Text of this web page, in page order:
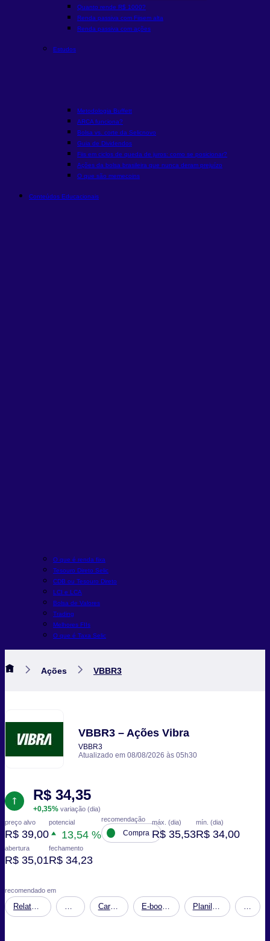
Quanto rende R$ 1000?
Renda passiva com Fiisem alta
Renda passiva com ações
Estudos
Metodologia Buffett
ARCA funciona?
Bolsa vs. corte da Selicnovo
Guia de Dividendos
Fiis em ciclos de queda de juros: como se posicionar?
Ações da bolsa brasileira que nunca deram prejuízo
O que são memecoins
Conteúdos Educacionais
O que é renda fixa
Tesouro Direto Selic
CDB ou Tesouro Direto
LCI e LCA
Bolsa de Valores
Trading
Melhores FIIs
O que é Taxa Selic
Ações VBBR3
VBBR3 – Ações Vibra
VBBR3
Atualizado em 08/08/2026 às 05h30
R$ 34,35
+0,35% variação (dia)
preço alvo
R$ 39,00
potencial
13,54 %
recomendação
Compra
máx. (dia)
R$ 35,53
mín. (dia)
R$ 34,00
abertura
R$ 35,01
fechamento
R$ 34,23
recomendado em
Relatório
Carteira
Carteira
E-book
Planilha